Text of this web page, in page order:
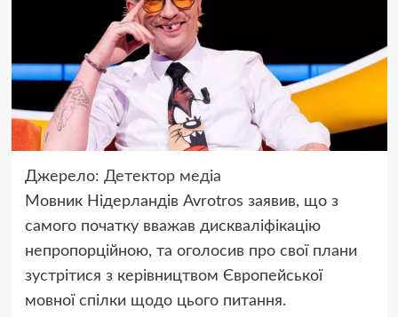
Джерело: Детектор медіа
Мовник Нідерландів Avrotros заявив, що з
самого початку вважав дискваліфікацію
непропорційною, та оголосив про свої плани
зустрітися з керівництвом Європейської
мовної спілки щодо цього питання.